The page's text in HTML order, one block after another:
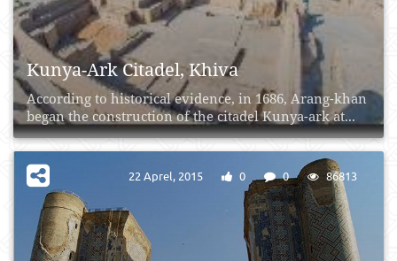
Kunya-Ark Citadel, Khiva
According to historical evidence, in 1686, Arang-khan
began the construction of the citadel Kunya-ark at...
22 Aprel, 2015 0 0 86813